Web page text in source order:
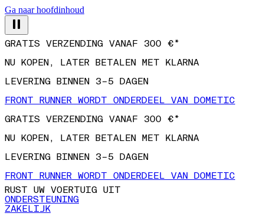
Ga naar hoofdinhoud
GRATIS VERZENDING VANAF 300 €*
NU KOPEN, LATER BETALEN MET KLARNA
LEVERING BINNEN 3–5 DAGEN
FRONT RUNNER WORDT ONDERDEEL VAN DOMETIC
GRATIS VERZENDING VANAF 300 €*
NU KOPEN, LATER BETALEN MET KLARNA
LEVERING BINNEN 3–5 DAGEN
FRONT RUNNER WORDT ONDERDEEL VAN DOMETIC
RUST UW VOERTUIG UIT
ONDERSTEUNING
ZAKELIJK